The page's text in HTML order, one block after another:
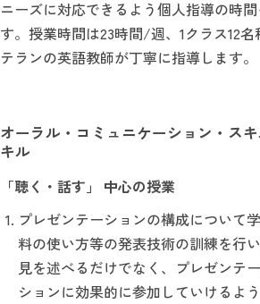
ニーズに対応できるよう個人指導の時
す。授業時間は23時間/週、1クラス12
テランの英語教師が丁寧に指導します。
オーラル・コミュニケーション・ス
キル
「聴く・話す」 中心の授業
プレゼンテーションの構成について
料の使い方等の発表技術の訓練を行
見を述べるだけでなく、プレゼンテ
ションに効果的に参加していけるよ